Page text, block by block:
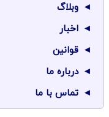
وبلاگ
اخبار
قوانین
درباره ما
تماس با ما